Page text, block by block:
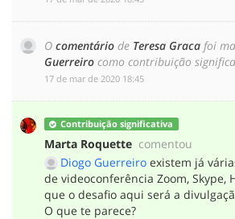
O comentário de Teresa Graca foi
Guerreiro como contribuição
‎17 de mar de 2020 18:45
Contribuição significativa
Marta Roquette comentou
Diogo Guerreiroexistem já
de videoconferência Zoom, Skype,
que o desafio aqui será a
O que te parece?